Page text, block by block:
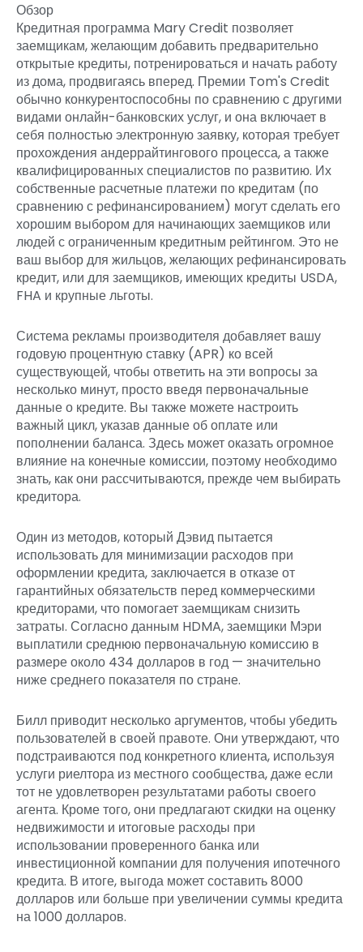
Обзор
Кредитная программа Mary Credit позволяет
заемщикам, желающим добавить предварительно
открытые кредиты, потренироваться и начать работу
из дома, продвигаясь вперед. Премии Tom's Credit
обычно конкурентоспособны по сравнению с другими
видами онлайн-банковских услуг, и она включает в
себя полностью электронную заявку, которая требует
прохождения андеррайтингового процесса, а также
квалифицированных специалистов по развитию. Их
собственные расчетные платежи по кредитам (по
сравнению с рефинансированием) могут сделать его
хорошим выбором для начинающих заемщиков или
людей с ограниченным кредитным рейтингом. Это не
ваш выбор для жильцов, желающих рефинансировать
кредит, или для заемщиков, имеющих кредиты USDA,
FHA и крупные льготы.
Система рекламы производителя добавляет вашу
годовую процентную ставку (APR) ко всей
существующей, чтобы ответить на эти вопросы за
несколько минут, просто введя первоначальные
данные о кредите. Вы также можете настроить
важный цикл, указав данные об оплате или
пополнении баланса. Здесь может оказать огромное
влияние на конечные комиссии, поэтому необходимо
знать, как они рассчитываются, прежде чем выбирать
кредитора.
Один из методов, который Дэвид пытается
использовать для минимизации расходов при
оформлении кредита, заключается в отказе от
гарантийных обязательств перед коммерческими
кредиторами, что помогает заемщикам снизить
затраты. Согласно данным HDMA, заемщики Мэри
выплатили среднюю первоначальную комиссию в
размере около 434 долларов в год — значительно
ниже среднего показателя по стране.
Билл приводит несколько аргументов, чтобы убедить
пользователей в своей правоте. Они утверждают, что
подстраиваются под конкретного клиента, используя
услуги риелтора из местного сообщества, даже если
тот не удовлетворен результатами работы своего
агента. Кроме того, они предлагают скидки на оценку
недвижимости и итоговые расходы при
использовании проверенного банка или
инвестиционной компании для получения ипотечного
кредита. В итоге, выгода может составить 8000
долларов или больше при увеличении суммы кредита
на 1000 долларов.